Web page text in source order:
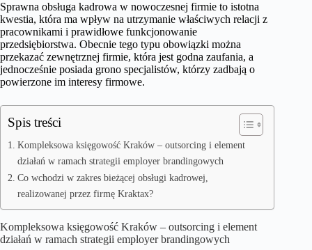
Sprawna obsługa kadrowa w nowoczesnej firmie to istotna
kwestia, która ma wpływ na utrzymanie właściwych relacji z
pracownikami i prawidłowe funkcjonowanie
przedsiębiorstwa. Obecnie tego typu obowiązki można
przekazać zewnętrznej firmie, która jest godna zaufania, a
jednocześnie posiada grono specjalistów, którzy zadbają o
powierzone im interesy firmowe.
Spis treści
Kompleksowa księgowość Kraków – outsorcing i element
działań w ramach strategii employer brandingowych
Co wchodzi w zakres bieżącej obsługi kadrowej,
realizowanej przez firmę Kraktax?
Kompleksowa księgowość Kraków – outsorcing i element
działań w ramach strategii employer brandingowych